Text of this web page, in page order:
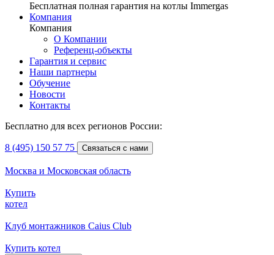
Бесплатная полная гарантия на котлы Immergas
Компания
Компания
О Компании
Референц-объекты
Гарантия и сервис
Наши партнеры
Обучение
Новости
Контакты
Бесплатно для всех регионов России:
8 (495) 150 57 75 Связаться с нами
Москва и Московская область
Купить
котел
Клуб монтажников Caius Club
Купить котел